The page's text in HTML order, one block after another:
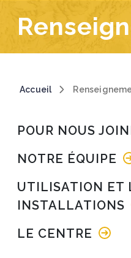
Breadcrumb
Accueil
Main navigation
POUR NOUS
NOTRE ÉQUIPE
UTILISATION ET
INSTALLATIONS
LE CENTRE